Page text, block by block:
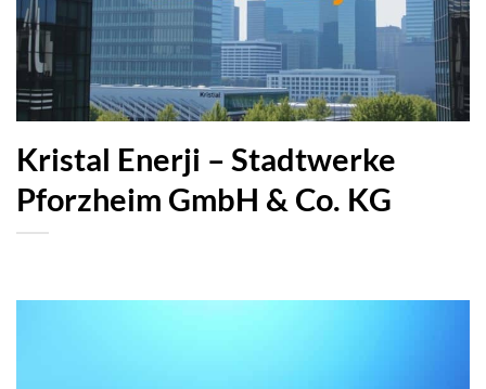
Kristal Enerji – Stadtwerke
Pforzheim GmbH & Co. KG